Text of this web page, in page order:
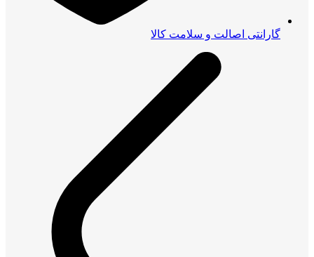
گارانتی اصالت و سلامت کالا